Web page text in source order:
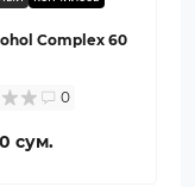
Complex 60
0
сум.